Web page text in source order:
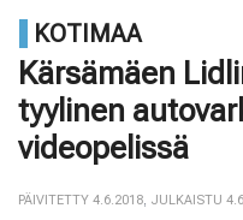
pysyvistä sotilastukikohdista
14:42
VIIHDE —
KOTIMAA
Kärsämäen
tyylinen
videopelissä
PÄIVITETTY 4.6.2018 JULKAISTU